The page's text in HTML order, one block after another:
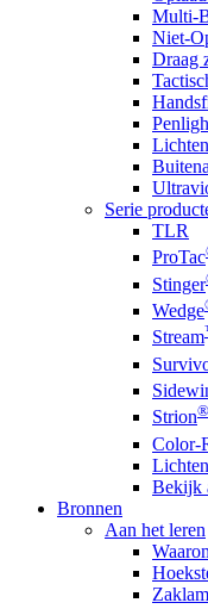
Multi-
Niet-
Draag
Serie
TLR
ProTac
Stinger
Wedge
Stream
Strion®
Color-
Bekijk
Bronnen
Aan het leren